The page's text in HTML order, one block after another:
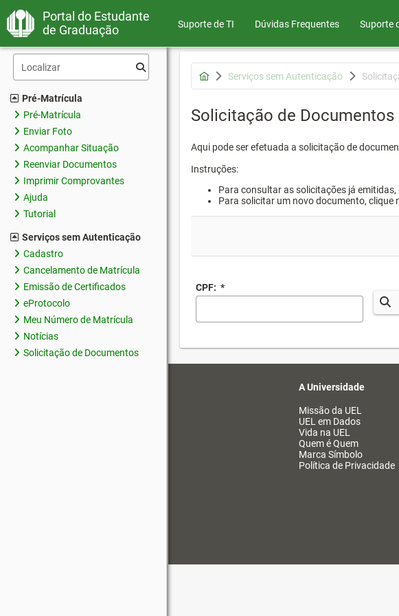
Portal do Estudante
de Graduação
Suporte de TI Dúvidas Frequentes Suporte
Pré-Matrícula
Pré-Matrícula
Enviar Foto
Acompanhar Situação
Reenviar Documentos
Imprimir Comprovantes
Ajuda
Tutorial
Serviços sem Autenticação
Cadastro
Cancelamento de Matrícula
Emissão de Certificados
eProtocolo
Meu Número de Matrícula
Notícias
Solicitação de Documentos
Serviços sem Autenticação
Solicitação de Documentos
Aqui pode ser efetuada a solicitação de
Instruções:
Para consultar as solicitações já
Para solicitar um novo documento, clique
CPF: *
A Universidade
Missão da UEL
UEL em Dados
Vida na UEL
Quem é Quem
Marca Símbolo
Política de Privacidade